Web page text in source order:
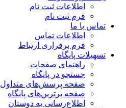
اطلاعات ثبت نام
فرم ثبت نام
تماس با ما
اطلاعات تماس
فرم برقراری ارتباط
تسهیلات پایگاه
راهنمای صفحات
جستجو در پایگاه
صفحه پرسش‌های متداول
صفحه برترین‌های پایگاه
اطلاع‌رسانی به دوستان